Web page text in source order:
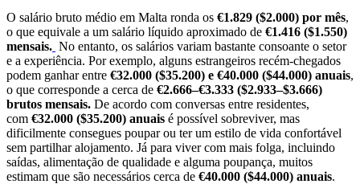
O salário bruto médio em Malta ronda os €1.829 ($2.000) por mês,
o que equivale a um salário líquido aproximado de €1.416 ($1.550)
mensais. No entanto, os salários variam bastante consoante o setor
e a experiência. Por exemplo, alguns estrangeiros recém-chegados
podem ganhar entre €32.000 ($35.200) e €40.000 ($44.000) anuais,
o que corresponde a cerca de €2.666–€3.333 ($2.933–$3.666)
brutos mensais. De acordo com conversas entre residentes,
com €32.000 ($35.200) anuais é possível sobreviver, mas
dificilmente consegues poupar ou ter um estilo de vida confortável
sem partilhar alojamento. Já para viver com mais folga, incluindo
saídas, alimentação de qualidade e alguma poupança, muitos
estimam que são necessários cerca de €40.000 ($44.000) anuais.